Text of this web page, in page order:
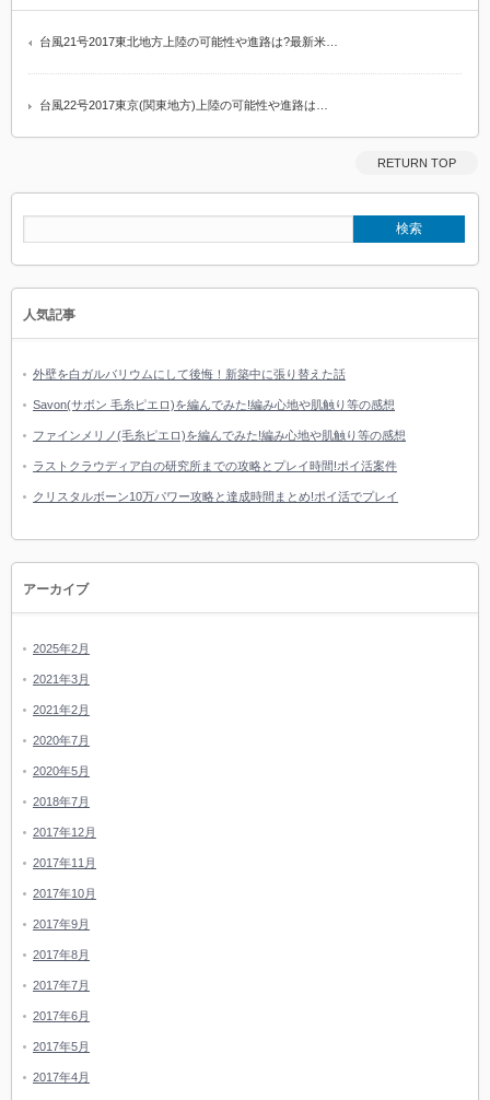
台風21号2017東北地方上陸の可能性や進路は?最新米…
台風22号2017東京(関東地方)上陸の可能性や進路は…
RETURN TOP
人気記事
外壁を白ガルバリウムにして後悔！新築中に張り替えた話
Savon(サボン 毛糸ピエロ)を編んでみた!編み心地や肌触り等の感想
ファインメリノ(毛糸ピエロ)を編んでみた!編み心地や肌触り等の感想
ラストクラウディア白の研究所までの攻略とプレイ時間!ポイ活案件
クリスタルボーン10万パワー攻略と達成時間まとめ!ポイ活でプレイ
アーカイブ
2025年2月
2021年3月
2021年2月
2020年7月
2020年5月
2018年7月
2017年12月
2017年11月
2017年10月
2017年9月
2017年8月
2017年7月
2017年6月
2017年5月
2017年4月